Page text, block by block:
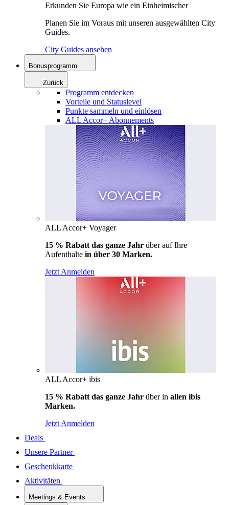
Erkunden Sie Europa wie ein Einheimischer
Planen Sie im Voraus mit unseren ausgewählten City
Guides.
City Guides ansehen
Bonusprogramm
Zurück
Programm entdecken
Vorteile und Statuslevel
Punkte sammeln und einlösen
ALL Accor+ Abonnements
ALL Accor+ Voyager
15 % Rabatt das ganze Jahr über auf Ihre
Aufenthalte in über 30 Marken.
Jetzt Anmelden
ALL Accor+ ibis
15 % Rabatt das ganze Jahr über in allen ibis
Marken.
Jetzt Anmelden
Deals
Unsere Partner
Geschenkkarte
Aktivitäten
Meetings & Events